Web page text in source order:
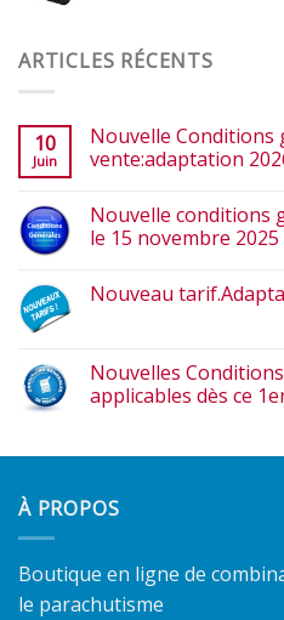
ARTICLES RÉCENTS
10
Juin
Nouvelle Conditions
vente:adaptation
Nouvelle conditions
le 15 novembre 2025
Nouveau
Nouvelles
applicables dès ce
À PROPOS
Boutique en ligne de
le parachutisme